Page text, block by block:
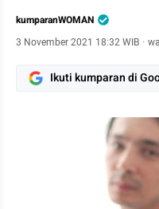
kumparanWOMAN
3 November 2021 18:32 WIB ·
Ikuti kumparan di